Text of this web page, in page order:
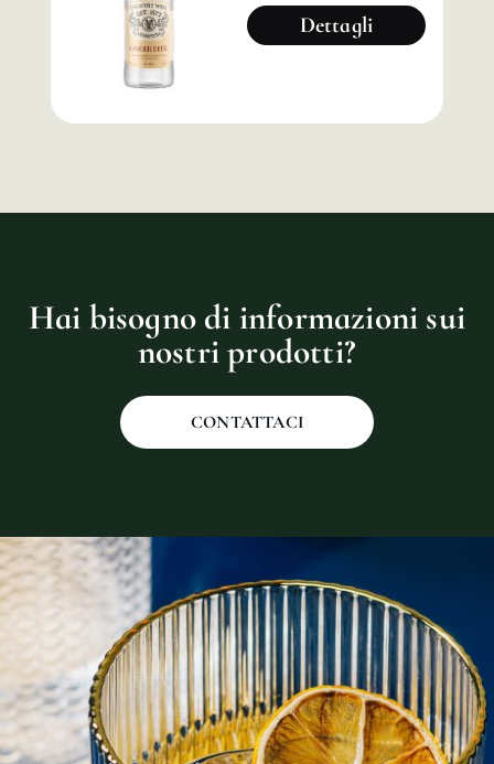
Dettagli
Hai bisogno di informazioni sui
nostri prodotti?
CONTATTACI